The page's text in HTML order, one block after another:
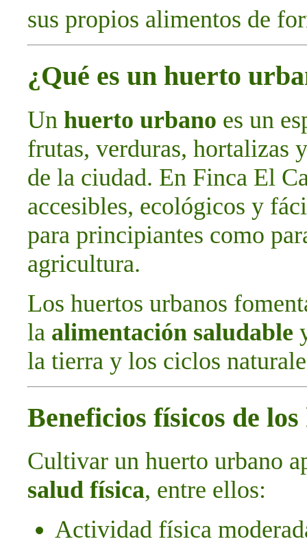
sus propios alimentos de
¿Qué es un huerto
Un huerto urbano es un
frutas, verduras, hortalizas
de la ciudad. En Finca El
accesibles, ecológicos y
para principiantes como
agricultura.
Los huertos urbanos
la alimentación saludable
la tierra y los ciclos
Beneficios físicos de
Cultivar un huerto urbano
salud física, entre ellos:
Actividad física